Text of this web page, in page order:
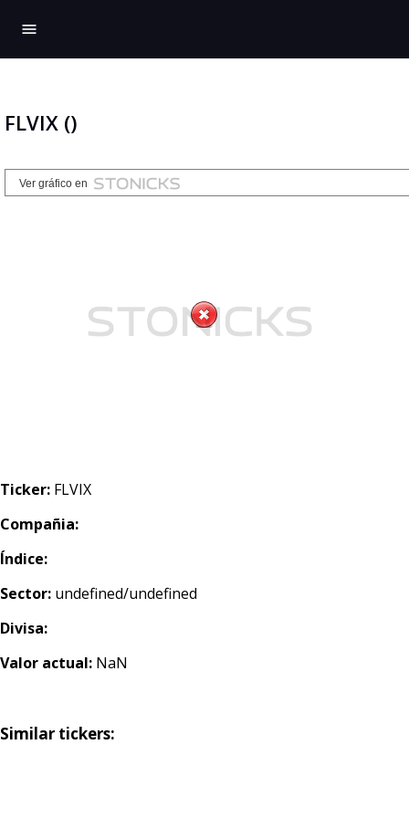
menu
FLVIX ()
Ticker: FLVIX
Compañia:
Índice:
Sector: undefined/undefined
Divisa:
Valor actual: NaN
Similar tickers: